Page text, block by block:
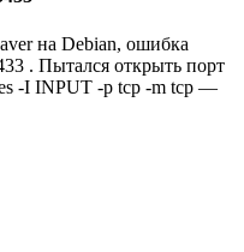
на Debian, ошибка
. Пытался открыть порт
-I INPUT -p tcp -m tcp —